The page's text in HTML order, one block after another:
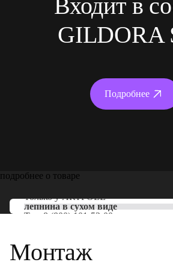
Входит в
GILDORA
Подробнее
подробнее о товаре
Только уARTPOLE
лепнина в сухом виде
Тел: 8 (800) 101-53-00
Монтаж